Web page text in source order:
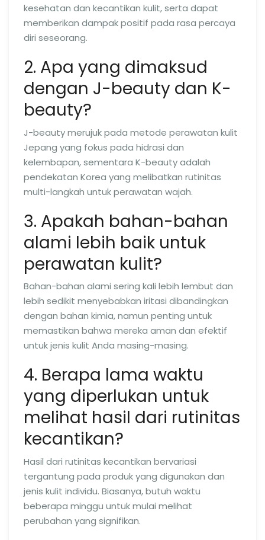
kesehatan dan kecantikan kulit, serta dapat
memberikan dampak positif pada rasa percaya
diri seseorang.
2. Apa yang dimaksud
dengan J-beauty dan K-
beauty?
J-beauty merujuk pada metode perawatan kulit
Jepang yang fokus pada hidrasi dan
kelembapan, sementara K-beauty adalah
pendekatan Korea yang melibatkan rutinitas
multi-langkah untuk perawatan wajah.
3. Apakah bahan-bahan
alami lebih baik untuk
perawatan kulit?
Bahan-bahan alami sering kali lebih lembut dan
lebih sedikit menyebabkan iritasi dibandingkan
dengan bahan kimia, namun penting untuk
memastikan bahwa mereka aman dan efektif
untuk jenis kulit Anda masing-masing.
4. Berapa lama waktu
yang diperlukan untuk
melihat hasil dari rutinitas
kecantikan?
Hasil dari rutinitas kecantikan bervariasi
tergantung pada produk yang digunakan dan
jenis kulit individu. Biasanya, butuh waktu
beberapa minggu untuk mulai melihat
perubahan yang signifikan.